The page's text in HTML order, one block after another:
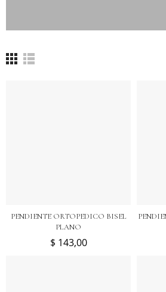
PENDIENTE ORTOPEDICO BISEL
PLANO
$ 143,00